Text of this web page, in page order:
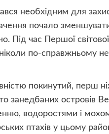
необхідним для
почало
Під час Першої
по-справжньому не
покинутий, перш
занедбаних островів
водоростями і
птахів у цьому